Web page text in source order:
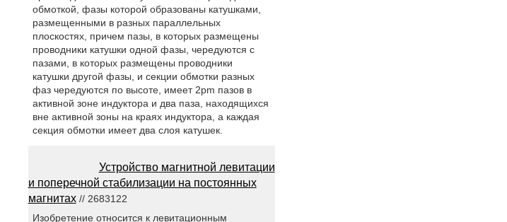
обмоткой, фазы которой образованы катушками,
размещенными в разных параллельных
плоскостях, причем пазы, в которых размещены
проводники катушки одной фазы, чередуются с
пазами, в которых размещены проводники
катушки другой фазы, и секции обмотки разных
фаз чередуются по высоте, имеет 2pm пазов в
активной зоне индуктора и два паза, находящихся
вне активной зоны на краях индуктора, а каждая
секция обмотки имеет два слоя катушек.
Устройство магнитной левитации
и поперечной стабилизации на постоянных
магнитах// 2683122
Изобретение относится к левитационным